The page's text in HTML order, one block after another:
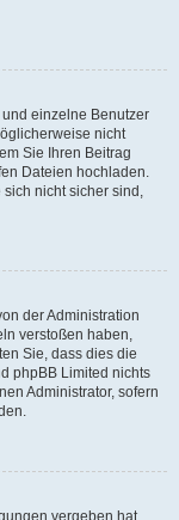
einzelne Benutzer
nicht
Sie Ihren Beitrag
Dateien hochladen.
nicht sicher sind,
der Administration
verstoßen haben,
Sie, dass dies die
phpBB Limited nichts
Administrator, sofern
vergeben hat,